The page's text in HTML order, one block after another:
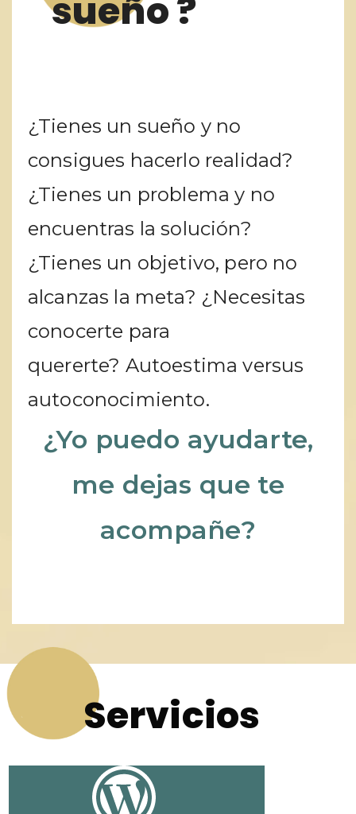
sueño ?
¿Tienes un sueño y no
consigues hacerlo realidad?
¿Tienes un problema y no
encuentras la solución?
¿Tienes un objetivo, pero no
alcanzas la meta? ¿Necesitas
conocerte para
quererte? Autoestima versus
autoconocimiento.
¿Yo puedo ayudarte,
me dejas que te
acompañe?
Servicios